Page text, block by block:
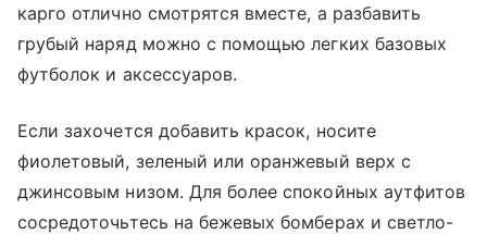
карго отлично смотрятся вместе, а разбавить
грубый наряд можно с помощью легких базовых
футболок и аксессуаров.
Если захочется добавить красок, носите
фиолетовый, зеленый или оранжевый верх с
джинсовым низом. Для более спокойных аутфитов
сосредоточьтесь на бежевых бомберах и светло-